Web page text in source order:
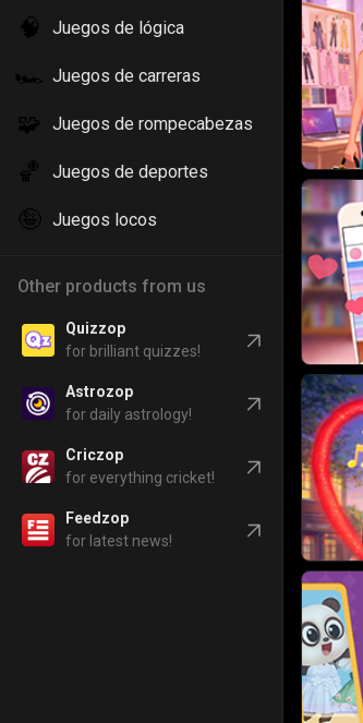
🧠 Juegos de lógica
🏎️ Juegos de carreras
🧩 Juegos de rompecabezas
🏀 Juegos de deportes
🤪 Juegos locos
Other products from us
Quizzop
for brilliant quizzes!
Astrozop
for daily astrology!
Criczop
for everything cricket!
Feedzop
for latest news!